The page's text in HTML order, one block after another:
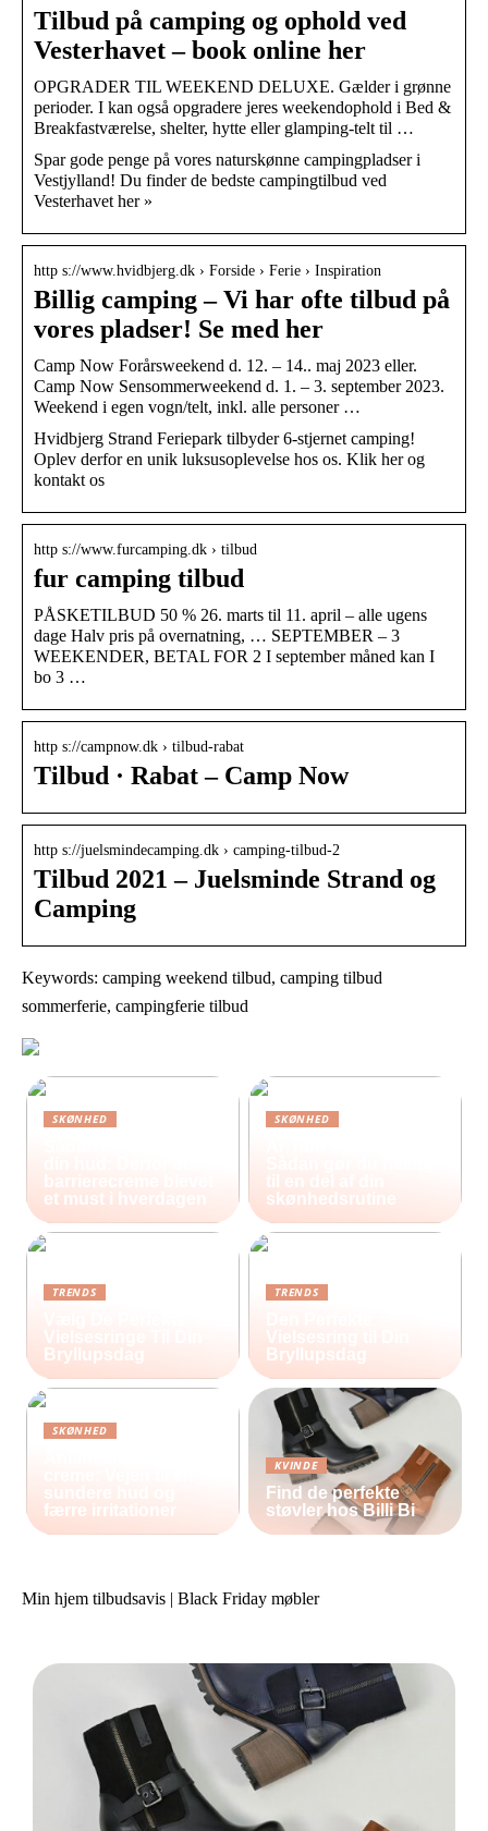
Tilbud på camping og ophold ved
Vesterhavet – book online her
OPGRADER TIL WEEKEND DELUXE. Gælder i grønne
perioder. I kan også opgradere jeres weekendophold i Bed &
Breakfastværelse, shelter, hytte eller glamping-telt til …
Spar gode penge på vores naturskønne campingpladser i
Vestjylland! Du finder de bedste campingtilbud ved
Vesterhavet her »
http s://www.hvidbjerg.dk › Forside › Ferie › Inspiration
Billig camping – Vi har ofte tilbud på
vores pladser! Se med her
Camp Now Forårsweekend d. 12. – 14.. maj 2023 eller.
Camp Now Sensommerweekend d. 1. – 3. september 2023.
Weekend i egen vogn/telt, inkl. alle personer …
Hvidbjerg Strand Feriepark tilbyder 6-stjernet camping!
Oplev derfor en unik luksusoplevelse hos os. Klik her og
kontakt os
http s://www.furcamping.dk › tilbud
fur camping tilbud
PÅSKETILBUD 50 % 26. marts til 11. april – alle ugens
dage Halv pris på overnatning, … SEPTEMBER – 3
WEEKENDER, BETAL FOR 2 I september måned kan I
bo 3 …
http s://campnow.dk › tilbud-rabat
Tilbud · Rabat – Camp Now
http s://juelsmindecamping.dk › camping-tilbud-2
Tilbud 2021 – Juelsminde Strand og
Camping
Keywords: camping weekend tilbud, camping tilbud
sommerferie, campingferie tilbud
SKØNHED
barrierecreme blevet
et must i hverdagen
SKØNHED
til en del af din
skønhedsrutine
TRENDS
Vielsesringe Til Din
Bryllupsdag
TRENDS
Vielsesring til Din
Bryllupsdag
SKØNHED
sundere hud og
færre irritationer
KVINDE
Find de perfekte
støvler hos Billi Bi
Min hjem tilbudsavis | Black Friday møbler